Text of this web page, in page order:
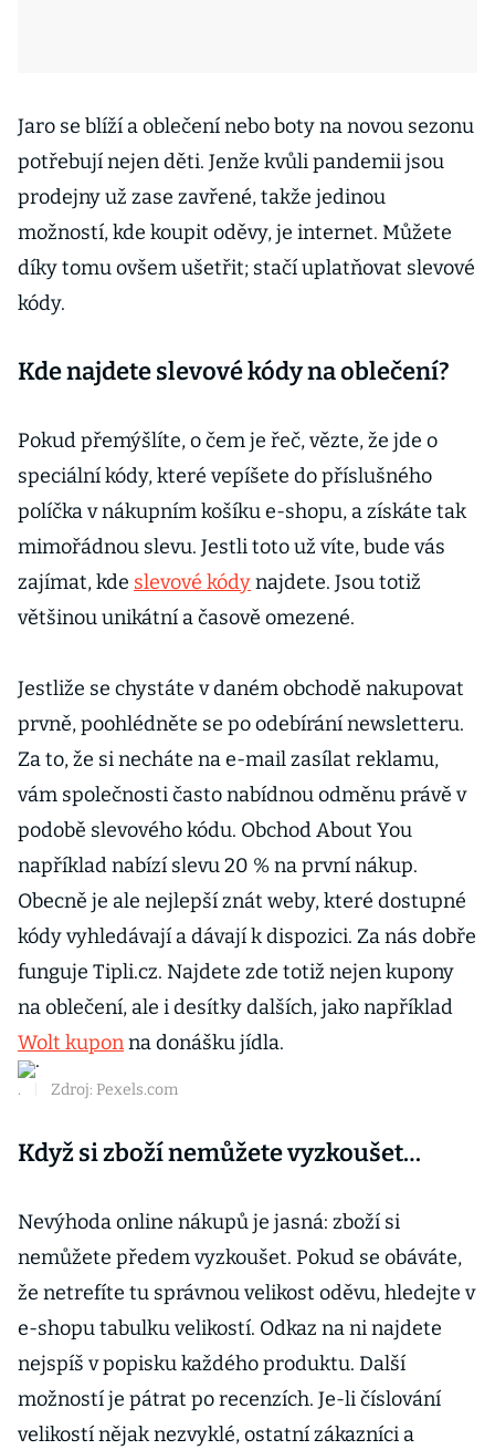
Jaro se blíží a oblečení nebo boty na novou sezonu
potřebují nejen děti. Jenže kvůli pandemii jsou
prodejny už zase zavřené, takže jedinou
možností, kde koupit oděvy, je internet. Můžete
díky tomu ovšem ušetřit; stačí uplatňovat slevové
kódy.
Kde najdete slevové kódy na oblečení?
Pokud přemýšlíte, o čem je řeč, vězte, že jde o
speciální kódy, které vepíšete do příslušného
políčka v nákupním košíku e-shopu, a získáte tak
mimořádnou slevu. Jestli toto už víte, bude vás
zajímat, kde slevové kódynajdete. Jsou totiž
většinou unikátní a časově omezené.
Jestliže se chystáte v daném obchodě nakupovat
prvně, poohlédněte se po odebírání newsletteru.
Za to, že si necháte na e-mail zasílat reklamu,
vám společnosti často nabídnou odměnu právě v
podobě slevového kódu. Obchod About You
například nabízí slevu 20 % na první nákup.
Obecně je ale nejlepší znát weby, které dostupné
kódy vyhledávají a dávají k dispozici. Za nás dobře
funguje Tipli.cz. Najdete zde totiž nejen kupony
na oblečení, ale i desítky dalších, jako například
Wolt kuponna donášku jídla.
. Zdroj: Pexels.com
Když si zboží nemůžete vyzkoušet…
Nevýhoda online nákupů je jasná: zboží si
nemůžete předem vyzkoušet. Pokud se obáváte,
že netrefíte tu správnou velikost oděvu, hledejte v
e-shopu tabulku velikostí. Odkaz na ni najdete
nejspíš v popisku každého produktu. Další
možností je pátrat po recenzích. Je-li číslování
velikostí nějak nezvyklé, ostatní zákazníci a